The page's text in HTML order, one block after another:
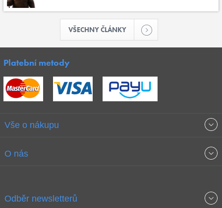
VŠECHNY ČLÁNKY
Platební metody
Vše o nákupu
Obchodní podmínky
O nás
Odběr newsletterů